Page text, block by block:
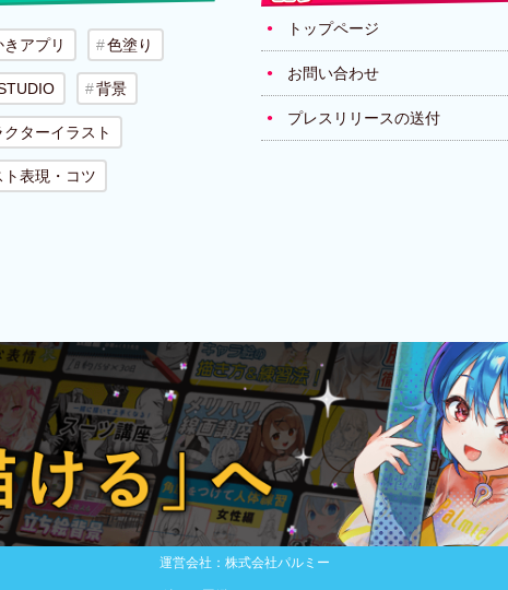
アプリ 色塗り
背景
ターイラスト
ト表現・コツ
トップページ
お問い合わせ
プレスリリースの送付
運営会社：株式会社パルミー